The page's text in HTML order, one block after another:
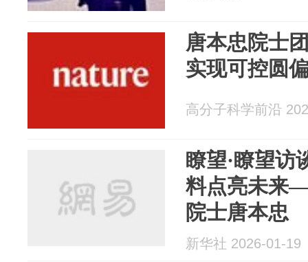
唐本忠院士
实现可控圆
高分子科学前沿
瞭望·瞭望访
料点亮未来
院士唐本忠
新华社 2026-01-19